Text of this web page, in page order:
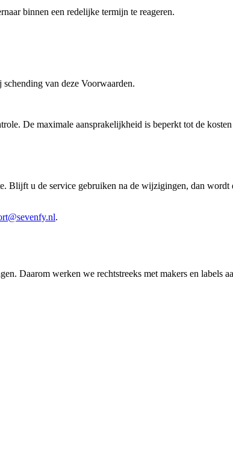
binnen een redelijke termijn te reageren.
van deze Voorwaarden.
De maximale aansprakelijkheid is beperkt tot de
u de service gebruiken na de wijzigingen, dan wordt
.
Daarom werken we rechtstreeks met makers en labels